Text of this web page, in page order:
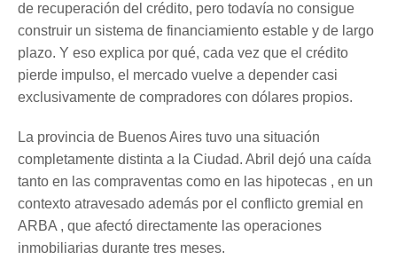
de recuperación del crédito, pero todavía no consigue
construir un sistema de financiamiento estable y de largo
plazo. Y eso explica por qué, cada vez que el crédito
pierde impulso, el mercado vuelve a depender casi
exclusivamente de compradores con dólares propios.
La provincia de Buenos Aires tuvo una situación
completamente distinta a la Ciudad. Abril dejó una caída
tanto en las compraventas como en las hipotecas , en un
contexto atravesado además por el conflicto gremial en
ARBA , que afectó directamente las operaciones
inmobiliarias durante tres meses.